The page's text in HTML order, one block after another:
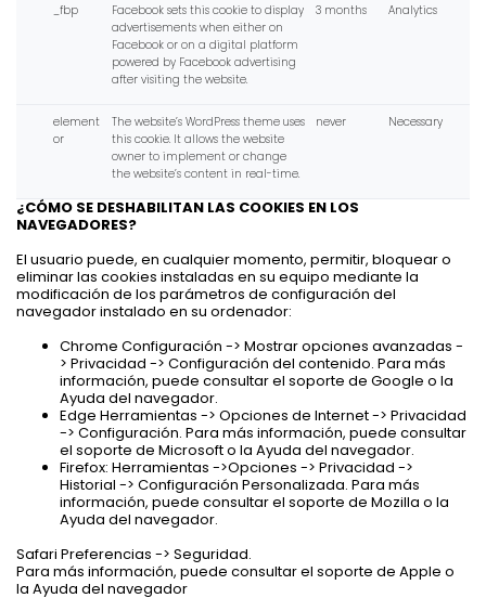
_fbp
Facebook sets this cookie to display
advertisements when either on
Facebook or on a digital platform
powered by Facebook advertising
after visiting the website.
3 months Analytics
element
or
The website’s WordPress theme uses
this cookie. It allows the website
owner to implement or change
the website’s content in real-time.
never Necessary
¿CÓMO SE DESHABILITAN LAS COOKIES EN LOS
NAVEGADORES?
El usuario puede, en cualquier momento, permitir, bloquear o
eliminar las cookies instaladas en su equipo mediante la
modificación de los parámetros de configuración del
navegador instalado en su ordenador:
Chrome Configuración -> Mostrar opciones avanzadas -
> Privacidad -> Configuración del contenido. Para más
información, puede consultar el soporte de Google o la
Ayuda del navegador.
Edge Herramientas -> Opciones de Internet -> Privacidad
-> Configuración. Para más información, puede consultar
el soporte de Microsoft o la Ayuda del navegador.
Firefox: Herramientas ->Opciones -> Privacidad ->
Historial -> Configuración Personalizada. Para más
información, puede consultar el soporte de Mozilla o la
Ayuda del navegador.
Safari Preferencias -> Seguridad.
Para más información, puede consultar el soporte de Apple o
la Ayuda del navegador